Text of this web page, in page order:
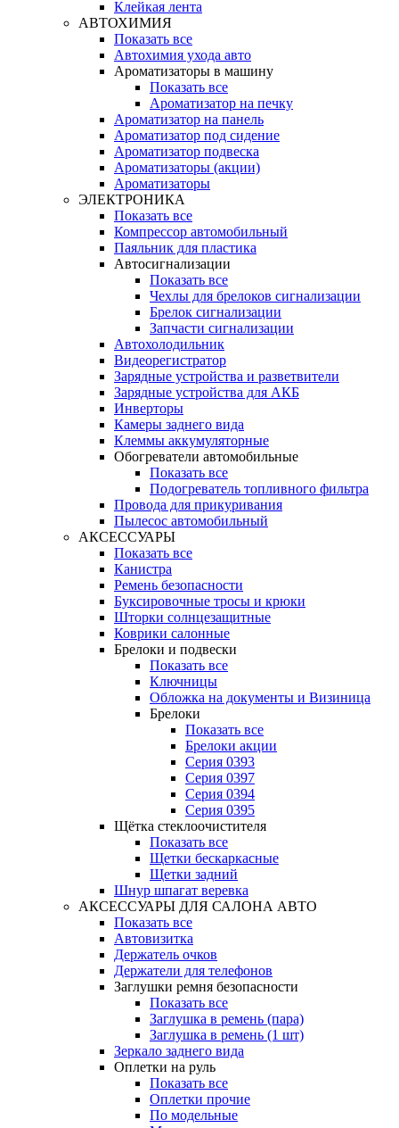
Клейкая лента
АВТОХИМИЯ
Показать все
Автохимия ухода авто
Ароматизаторы в машину
Показать все
Ароматизатор на печку
Ароматизатор на панель
Ароматизатор под сидение
Ароматизатор подвеска
Ароматизаторы (акции)
Ароматизаторы
ЭЛЕКТРОНИКА
Показать все
Компрессор автомобильный
Паяльник для пластика
Автосигнализации
Показать все
Чехлы для брелоков сигнализации
Брелок сигнализации
Запчасти сигнализации
Автохолодильник
Видеорегистратор
Зарядные устройства и разветвители
Зарядные устройства для АКБ
Инверторы
Камеры заднего вида
Клеммы аккумуляторные
Обогреватели автомобильные
Показать все
Подогреватель топливного фильтра
Провода для прикуривания
Пылесос автомобильный
АКСЕССУАРЫ
Показать все
Канистра
Ремень безопасности
Буксировочные тросы и крюки
Шторки солнцезащитные
Коврики салонные
Брелоки и подвески
Показать все
Ключницы
Обложка на документы и Визиница
Брелоки
Показать все
Брелоки акции
Серия 0393
Серия 0397
Серия 0394
Серия 0395
Щётка стеклоочистителя
Показать все
Щетки бескаркасные
Щетки задний
Шнур шпагат веревка
АКСЕССУАРЫ ДЛЯ САЛОНА АВТО
Показать все
Автовизитка
Держатель очков
Держатели для телефонов
Заглушки ремня безопасности
Показать все
Заглушка в ремень (пара)
Заглушка в ремень (1 шт)
Зеркало заднего вида
Оплетки на руль
Показать все
Оплетки прочиe
По модельные